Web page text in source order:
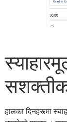
हालका दिनहरूमा